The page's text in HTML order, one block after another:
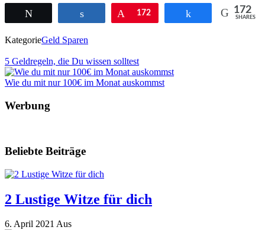
Pin
172 172
SHARES
KategorieGeld Sparen
5 Geldregeln, die Du wissen solltest
Wie du mit nur 100€ im Monat auskommst
Werbung
Beliebte Beiträge
2 Lustige Witze für dich
6. April 2021 Aus